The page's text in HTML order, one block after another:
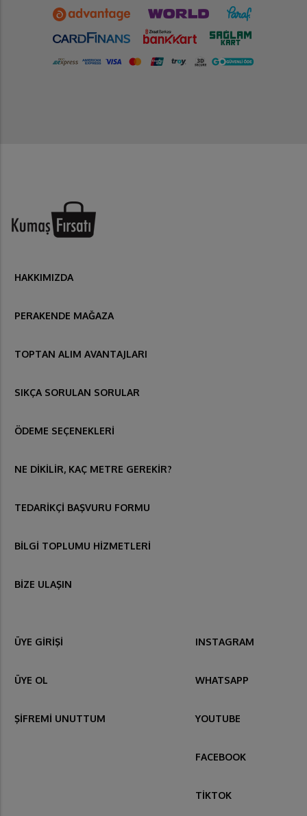
HAKKIMIZDA
PERAKENDE MAĞAZA
TOPTAN ALIM AVANTAJLARI
SIKÇA SORULAN SORULAR
ÖDEME SEÇENEKLERİ
NE DİKİLİR, KAÇ METRE GEREKİR?
TEDARİKÇİ BAŞVURU FORMU
BİLGİ TOPLUMU HİZMETLERİ
BİZE ULAŞIN
ÜYE GİRİŞİ
ÜYE OL
ŞİFREMİ UNUTTUM
INSTAGRAM
WHATSAPP
YOUTUBE
FACEBOOK
TİKTOK